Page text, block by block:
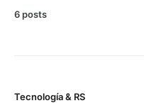
6 posts
Tecnología & RS